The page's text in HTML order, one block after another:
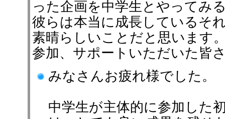
った企画を中学生とやってみ
彼らは本当に成長しているそ
素晴らしいことだと思います
参加、サポートいただいた皆
みなさんお疲れ様でした。
中学生が主体的に参加した